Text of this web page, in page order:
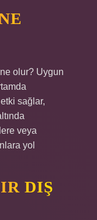
olur? Uygun
sağlar,
veya
yol
DIŞ